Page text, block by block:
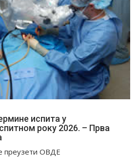
испита у
року 2026. – Прва
преузети ОВДЕ